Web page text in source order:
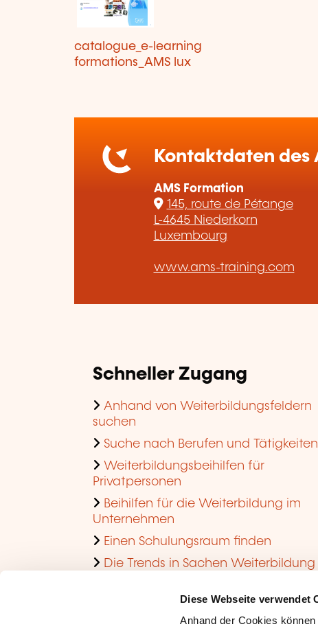
Diese Webseite verwendet
Anhand der Cookies
catalogue_e-learning
formations_AMS lux
Kontaktdaten des
AMS Formation
145, route de Pétange
L-4645 Niederkorn
Luxembourg
www.ams-training.com
Schneller Zugang
Anhand von Weiterbildungsfeldern
suchen
Suche nach Berufen und Tätigkeiten
Weiterbildungsbeihilfen für
Privatpersonen
Beihilfen für die Weiterbildung im
Unternehmen
Einen Schulungsraum finden
Die Trends in Sachen Weiterbildung